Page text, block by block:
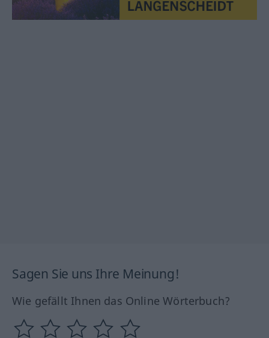
Sagen Sie uns Ihre Meinung!
Wie gefällt Ihnen das Online Wörterbuch?